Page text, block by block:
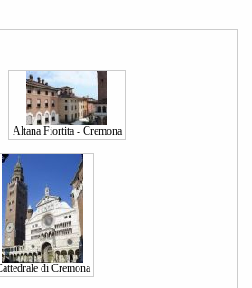
Altana Fiortita - Cremona
di Cremona